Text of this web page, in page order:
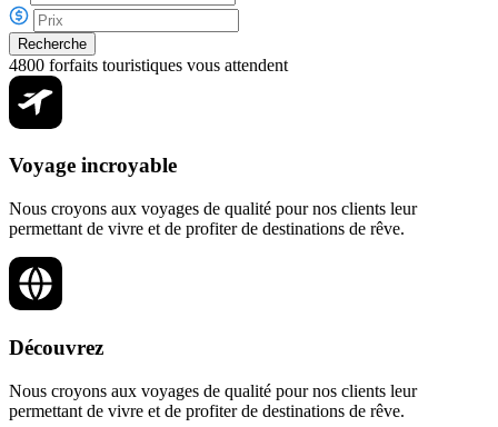
Recherche
4800 forfaits touristiques vous attendent​
Voyage incroyable
Nous croyons aux voyages de qualité pour nos clients leur
permettant de vivre et de profiter de destinations de rêve.
Découvrez
Nous croyons aux voyages de qualité pour nos clients leur
permettant de vivre et de profiter de destinations de rêve.